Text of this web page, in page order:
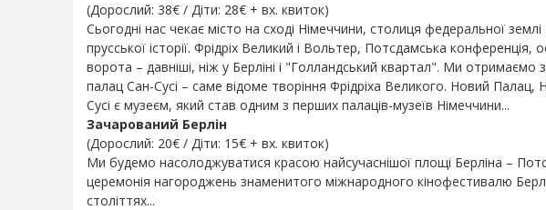
(Дорослий: 38€ / Діти: 28€ + вх. квиток)
Сьогодні нас чекає місто на сході Німеччини, столиця федеральної
прусської історії. Фрідріх Великий і Вольтер, Потсдамська
ворота – давніші, ніж у Берліні і "Голландський квартал". Ми
палац Сан-Сусі – саме відоме творіння Фрідріха Великого. Новий
Сусі є музеєм, який став одним з перших палаців-музеїв Німеччини...
Зачарований Берлін
(Дорослий: 20€ / Діти: 15€ + вх. квиток)
Ми будемо насолоджуватися красою найсучаснішої площі Берліна –
церемонія нагороджень знаменитого міжнародного кінофестивалю
століттях...